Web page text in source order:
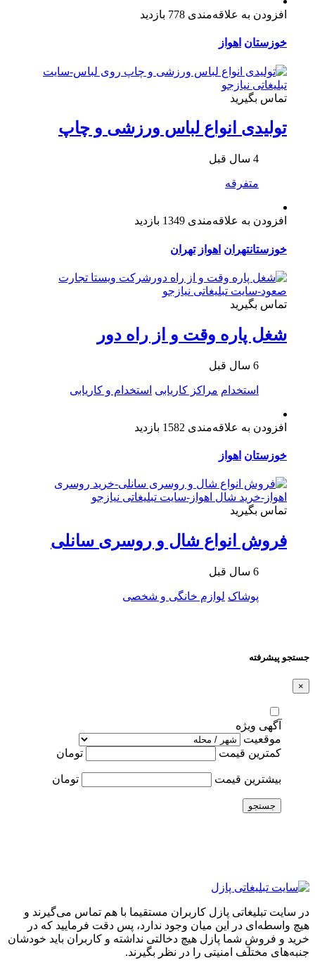
افزودن به علاقه‌مندی 778 بازدید
خوزستان اهواز
تماس بگیرید
تولیدی انواع لباس ورزشی و چاپ
4 سال قبل
متفرقه
افزودن به علاقه‌مندی 1349 بازدید
خوزستانتهران اهواز تهران
تماس بگیرید
شغل پاره وقت و از راه دور
6 سال قبل
استخدام مراکز کاریابی استخدام و کاریابی
افزودن به علاقه‌مندی 1582 بازدید
خوزستان اهواز
تماس بگیرید
فروش انواع شال و روسری سانلی
6 سال قبل
پوشاک لوازم خانگی و شخصی
جستجو پیشرفته
×
آگهی ویژه
موقعیت
کمترین قیمت
تومان
بیشترین قیمت تومان
جستجو
در سایت تبلیغاتی پازل کاربران مستقیما با هم تماس می‌گیرند و
هیچ واسطه‌ای در این میان وجود ندارد، پس دقت فرمایید که در
خرید و فروشِ شما پازل هیچ دخالتی نداشته و کاربران باید خودشان
جنبه‌های مختلف امنیتی را در نظر بگیرند.